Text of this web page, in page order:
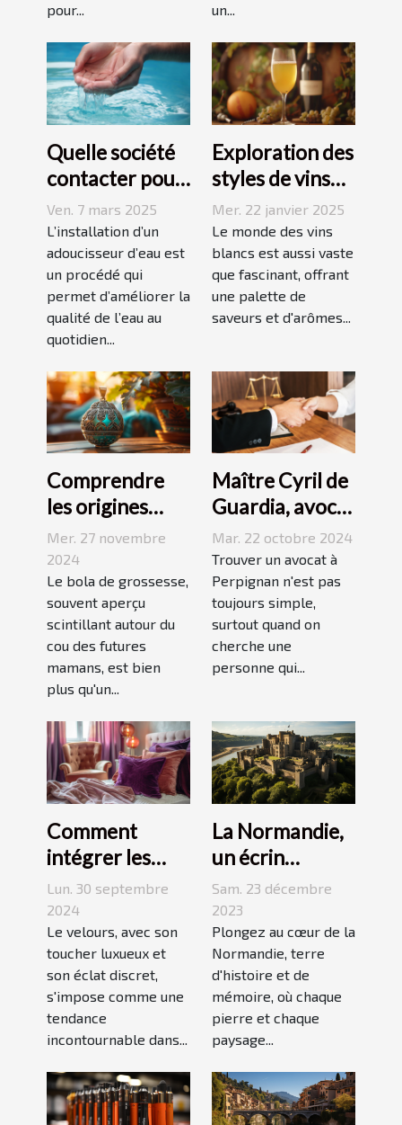
pour...
un...
Quelle société
contacter pour
l'installation
d'un
adoucisseur
d'eau ?
Ven. 7 mars 2025
L’installation d’un
adoucisseur d’eau est
un procédé qui
permet d’améliorer la
qualité de l’eau au
quotidien...
Exploration des
styles de vins
blancs issus de
vignobles
renommés
Mer. 22 janvier 2025
Le monde des vins
blancs est aussi vaste
que fascinant, offrant
une palette de
saveurs et d'arômes...
Comprendre
les origines
culturelles du
bola de
grossesse
Mer. 27 novembre
2024
Le bola de grossesse,
souvent aperçu
scintillant autour du
cou des futures
mamans, est bien
plus qu'un...
Maître Cyril de
Guardia, avocat
renommé à
Perpignan
Mar. 22 octobre 2024
Trouver un avocat à
Perpignan n'est pas
toujours simple,
surtout quand on
cherche une
personne qui...
Comment
intégrer les
accessoires en
velours dans
votre quotidien
Lun. 30 septembre
2024
Le velours, avec son
toucher luxueux et
son éclat discret,
s'impose comme une
tendance
incontournable dans...
La Normandie,
un écrin
historique pour
des
événements
mémorables
Sam. 23 décembre
2023
Plongez au cœur de la
Normandie, terre
d'histoire et de
mémoire, où chaque
pierre et chaque
paysage...